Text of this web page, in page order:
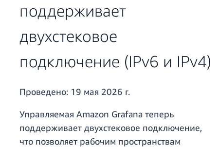
поддерживает
двухстековое
подключение (IPv6 и IPv4)
Проведено: 19 мая 2026 г.
Управляемая Amazon Grafana теперь
поддерживает двухстековое подключение,
что позволяет рабочим пространствам